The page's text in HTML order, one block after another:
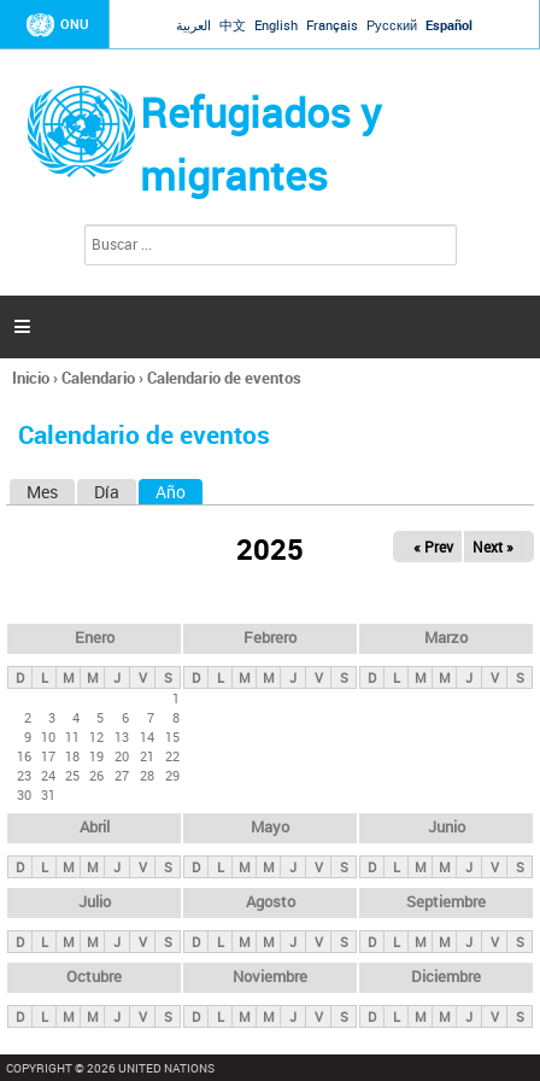
Jump to navigation
ONU العربية 中文 English Français Русский Español
Refugiados y
migrantes
l
d
s

Se
usted
Inicio›Calendario›Calendario de eventos
Calendario de eventos
s
p
n
c
i
p
l
e
s
Mes Día Año
2025 « Prev Next »
Enero
D L M M J V
S
1
2
3 4 5 6 7
8
9 10 11 12 13 14
15
16 17 18 19 20 21
22
23 24 25 26 27 28 29
30 31
Febrero
D L M M J V S
Marzo
D L M M J V S
Abril
D L M M J V S
Mayo
D L M M J V S
Junio
D L M M J V S
Julio
D L M M J V S
Agosto
D L M M J V S
Septiembre
D L M M J V S
Octubre
D L M M J V S
Noviembre
D L M M J V S
Diciembre
D L M M J V S
COPYRIGHT © 2026 UNITED NATIONS